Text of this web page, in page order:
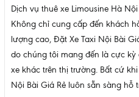
Dịch vụ thuê xe Limousine Hà
Không chỉ cung cấp đến khách
lượng cao, Đặt Xe Taxi Nội Bài
do chúng tôi mang đến là cực
xe khác trên thị trường. Bất cứ
Nội Bài Giá Rẻ luôn sẵn sàng hỗ